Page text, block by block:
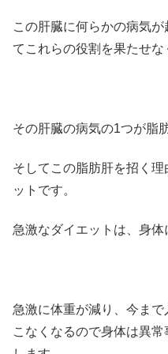
この肝臓に何らかの病気
てこれらの役割を果たせな
その肝臓の病気の1つが脂
そしてこの脂肪肝を招く
ットです。
急激なダイエットは、身体
急激に体重が減り、今ま
こなくなるので身体は異